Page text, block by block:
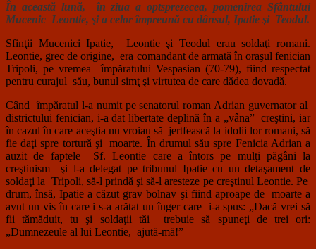
În această lună, în ziua a optsprezecea, pomenirea Sfântului
Mucenic Leontie, şi a celor împreună cu dânsul, Ipatie şi Teodul.
Sfinţii Mucenici Ipatie, Leontie şi Teodul erau soldaţi romani.
Leontie, grec de origine, era comandant de armată în oraşul fenician
Tripoli, pe vremea împăratului Vespasian (70-79), fiind respectat
pentru curajul său, bunul simţ şi virtutea de care dădea dovadă.
Când împăratul l-a numit pe senatorul roman Adrian guvernator al
districtului fenician, i-a dat libertate deplină în a „vâna” creştini, iar
în cazul în care aceştia nu vroiau să jertfească la idolii lor romani, să
fie daţi spre tortură şi moarte. În drumul său spre Fenicia Adrian a
auzit de faptele Sf. Leontie care a întors pe mulţi păgâni la
creştinism şi l-a delegat pe tribunul Ipatie cu un detaşament de
soldaţi la Tripoli, să-l prindă şi să-l aresteze pe creştinul Leontie. Pe
drum, însă, Ipatie a căzut grav bolnav şi fiind aproape de moarte a
avut un vis în care i s-a arătat un înger care i-a spus: „Dacă vrei să
fii tămăduit, tu şi soldaţii tăi trebuie să spuneţi de trei ori:
„Dumnezeule al lui Leontie, ajută-mă!”